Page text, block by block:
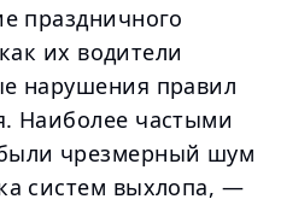
праздничного
их водители
нарушения правил
Наиболее частыми
чрезмерный шум
систем выхлопа, —